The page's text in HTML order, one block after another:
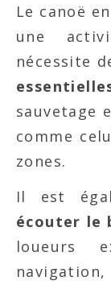
Le canoë
une
nécessite
sauvetage
comme
zones.
Il est
écouter le
loueurs